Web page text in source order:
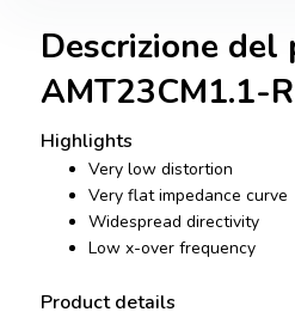
Descrizione
AMT23CM1.1-
Highlights
Very low distortion
Very flat impedance curve
Widespread directivity
Low x-over frequency
Product details